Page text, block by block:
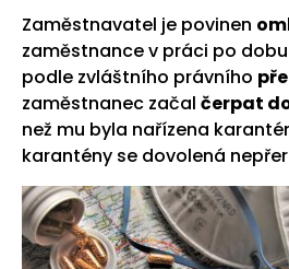
Zaměstnavatel je povinen
zaměstnance v práci po
podle zvláštního právního
zaměstnanec začal čerpat
než mu byla nařízena
karantény se dovolená